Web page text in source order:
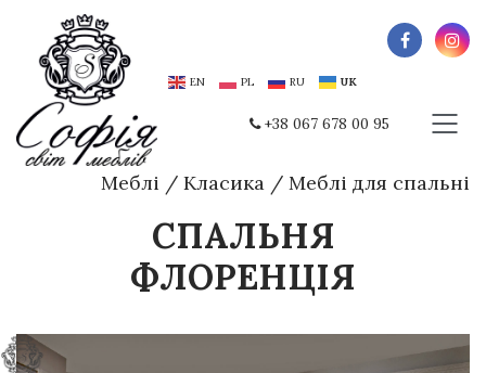
EN PL RU UK
+38 067 678 00 95
Меблі / Класика / Меблі для спальні
СПАЛЬНЯ
ФЛОРЕНЦІЯ